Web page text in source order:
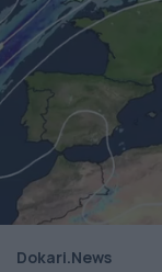
Dokari.News